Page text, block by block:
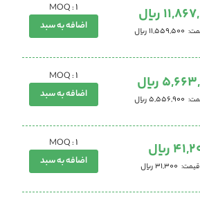
ریال
11,559,500 ریال
MOQ : 1
اضافه به سبد
ریال
5,556,900 ریال
MOQ : 1
اضافه به سبد
ریال
قیمت 31,300 ریال
MOQ : 1
اضافه به سبد